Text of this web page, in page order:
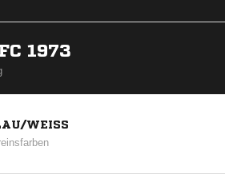
1973
WEISS